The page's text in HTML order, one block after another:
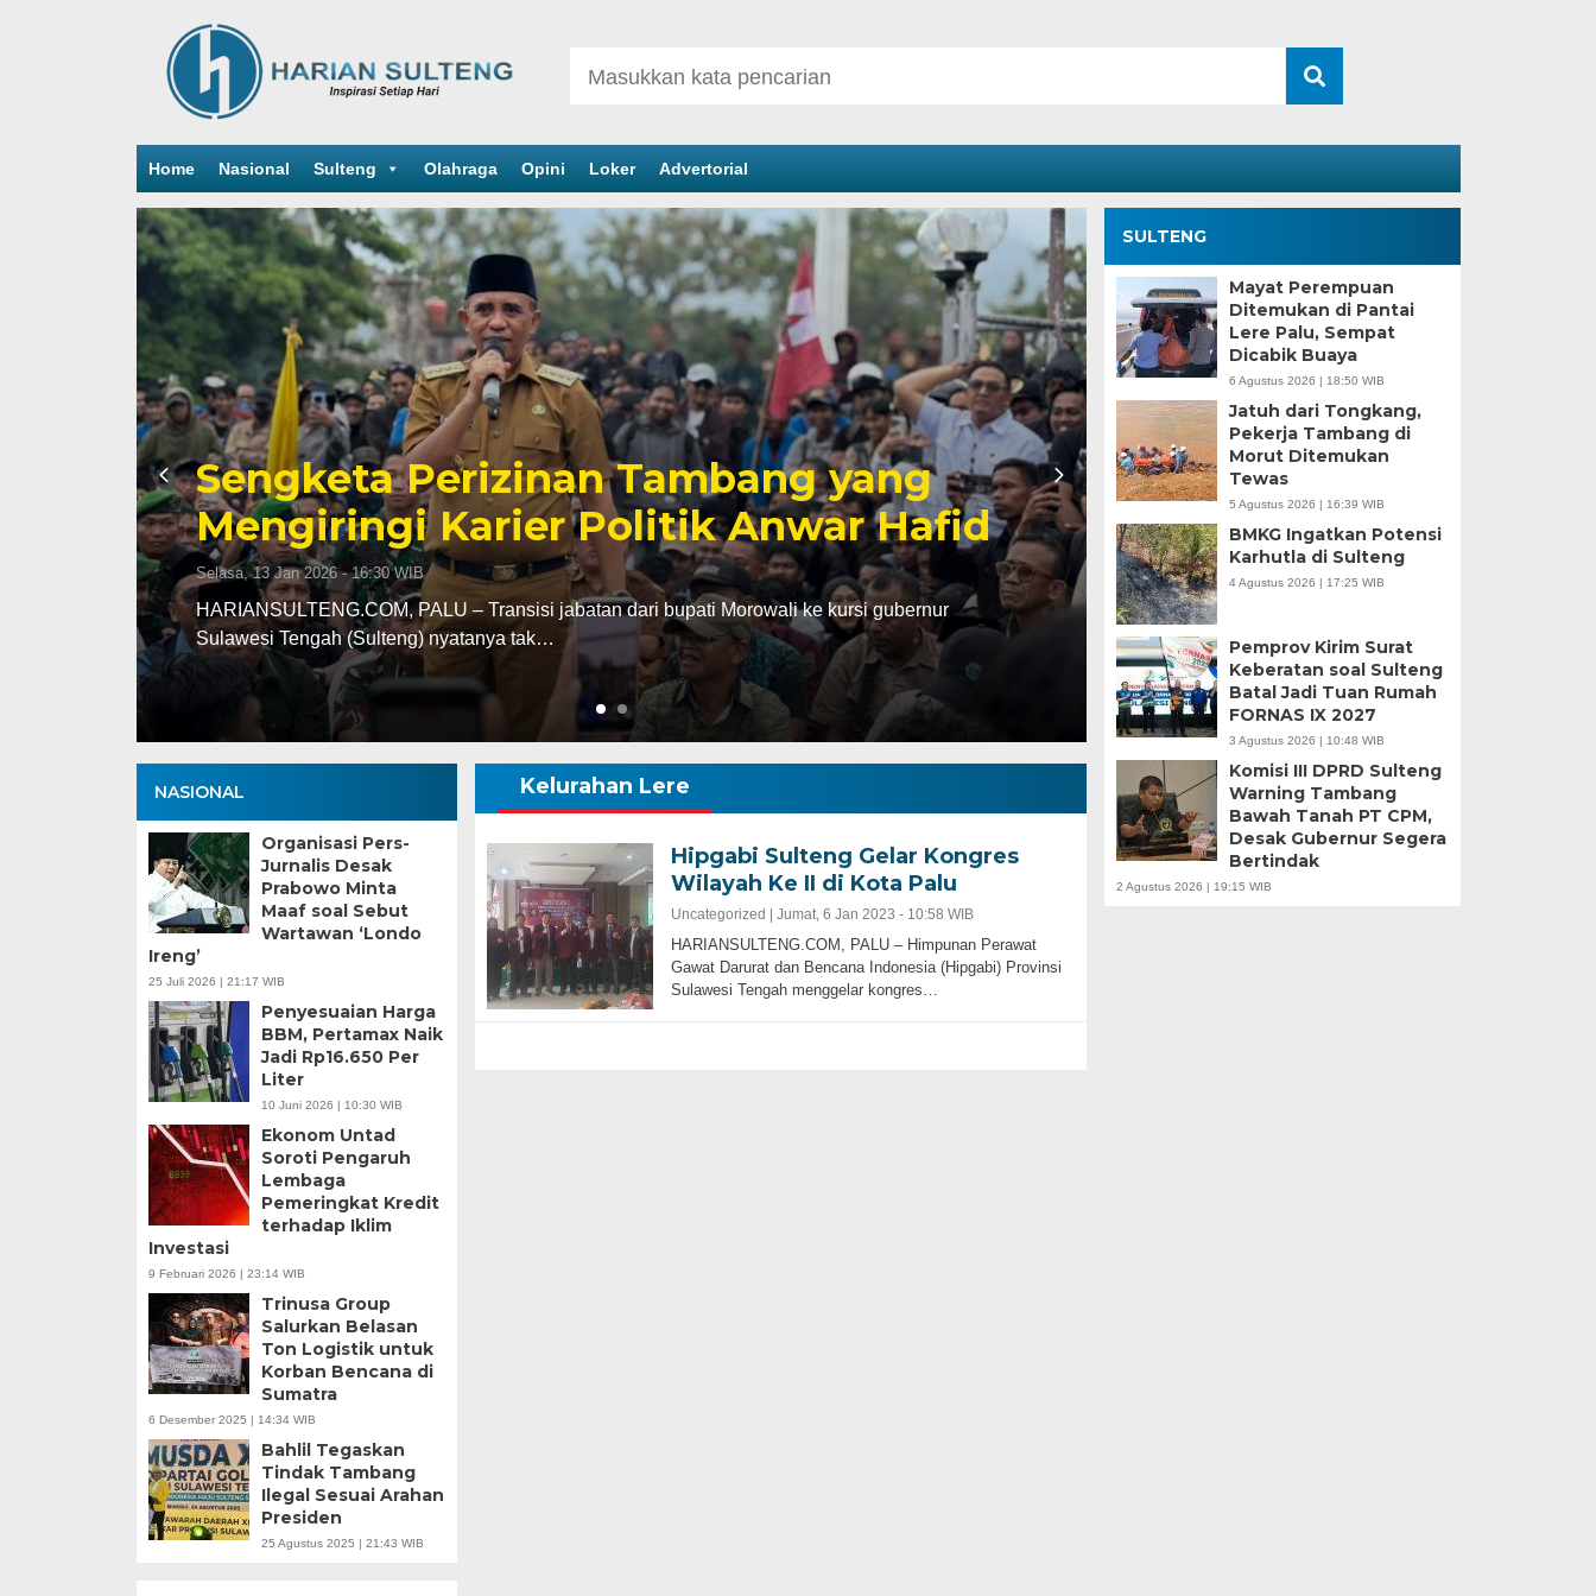
Home Nasional Sulteng Olahraga Opini Loker Advertorial
Sengketa Perizinan Tambang yang
Mengiringi Karier Politik Anwar Hafid
Selasa, 13 Jan 2026 - 16:30 WIB
HARIANSULTENG.COM, PALU – Transisi jabatan dari bupati Morowali ke kursi gubernur
Sulawesi Tengah (Sulteng) nyatanya tak…
Kesaksian Buruh
Industri Nikel di
Minggu, 5 Jan 2025 - 18:59 WIB
HARIANSULTENG.COM, MOROWALI – Industri
punggung ekspor nasional. Mantra hilirisasi terus…
NASIONAL
Organisasi Pers-
Jurnalis Desak
Prabowo Minta
Maaf soal Sebut
Wartawan ‘Londo
Ireng’
25 Juli 2026 | 21:17 WIB
Penyesuaian Harga
BBM, Pertamax Naik
Jadi Rp16.650 Per
Liter
10 Juni 2026 | 10:30 WIB
Ekonom Untad
Soroti Pengaruh
Lembaga
Pemeringkat Kredit
terhadap Iklim
Investasi
9 Februari 2026 | 23:14 WIB
Trinusa Group
Salurkan Belasan
Ton Logistik untuk
Korban Bencana di
Sumatra
6 Desember 2025 | 14:34 WIB
Bahlil Tegaskan
Tindak Tambang
Ilegal Sesuai Arahan
Presiden
25 Agustus 2025 | 21:43 WIB
Kelurahan Lere
Hipgabi Sulteng Gelar Kongres
Wilayah Ke II di Kota Palu
Uncategorized | Jumat, 6 Jan 2023 - 10:58 WIB
HARIANSULTENG.COM, PALU – Himpunan Perawat
Gawat Darurat dan Bencana Indonesia (Hipgabi) Provinsi
Sulawesi Tengah menggelar kongres…
SULTENG
Mayat Perempuan
Ditemukan di Pantai
Lere Palu, Sempat
Dicabik Buaya
6 Agustus 2026 | 18:50 WIB
Jatuh dari Tongkang,
Pekerja Tambang di
Morut Ditemukan
Tewas
5 Agustus 2026 | 16:39 WIB
BMKG Ingatkan Potensi
Karhutla di Sulteng
4 Agustus 2026 | 17:25 WIB
Pemprov Kirim Surat
Keberatan soal Sulteng
Batal Jadi Tuan Rumah
FORNAS IX 2027
3 Agustus 2026 | 10:48 WIB
Komisi III DPRD Sulteng
Warning Tambang
Bawah Tanah PT CPM,
Desak Gubernur Segera
Bertindak
2 Agustus 2026 | 19:15 WIB